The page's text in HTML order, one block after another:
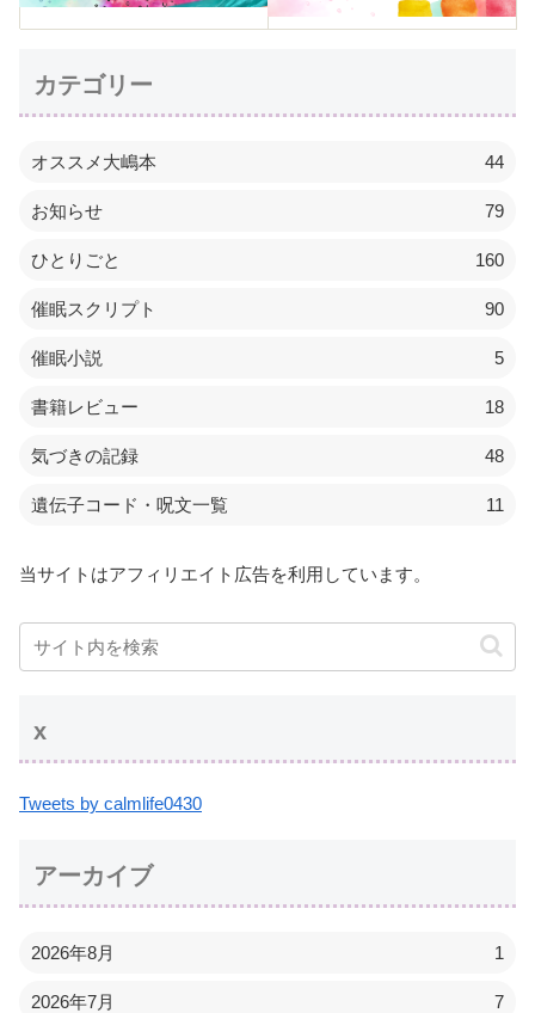
カテゴリー
オススメ大嶋本 44
お知らせ 79
ひとりごと 160
催眠スクリプト 90
催眠小説 5
書籍レビュー 18
気づきの記録 48
遺伝子コード・呪文一覧 11
当サイトはアフィリエイト広告を利用しています。
x
Tweets by calmlife0430
アーカイブ
2026年8月 1
2026年7月 7